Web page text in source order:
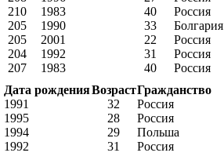
210 1983 40
Россия
205 1990 33
Болгария
205 2001 22
Россия
204 1992 31
Россия
207 1983 40
Россия
Дата рожденияВозрастГражданство
1991 32
Россия
1995 28
Россия
1994 29
Польша
1992 31
Россия